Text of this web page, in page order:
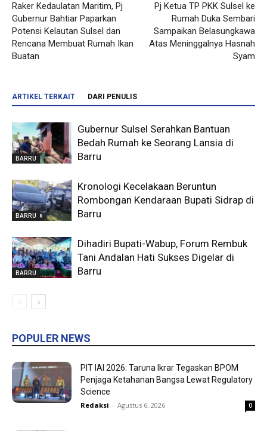
Raker Kedaulatan Maritim, Pj
Gubernur Bahtiar Paparkan
Potensi Kelautan Sulsel dan
Rencana Membuat Rumah Ikan
Buatan
Pj Ketua TP PKK Sulsel ke
Rumah Duka Sembari
Sampaikan Belasungkawa
Atas Meninggalnya Hasnah
Syam
ARTIKEL TERKAIT DARI PENULIS
BARRU
Gubernur Sulsel Serahkan Bantuan
Bedah Rumah ke Seorang Lansia di
Barru
BARRU
Kronologi Kecelakaan Beruntun
Rombongan Kendaraan Bupati Sidrap di
Barru
BARRU
Dihadiri Bupati-Wabup, Forum Rembuk
Tani Andalan Hati Sukses Digelar di
Barru
POPULER NEWS
PIT IAI 2026: Taruna Ikrar Tegaskan BPOM
Penjaga Ketahanan Bangsa Lewat Regulatory
Science
Redaksi - Agustus 6, 2026 0